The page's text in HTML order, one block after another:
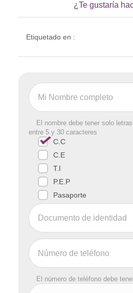
¿Te gustaría
Etiquetado en :
El nombre debe tener solo
entre 5 y 30 caracteres
C.C
C.E
T.I
P.E.P
Pasaporte
El número de teléfono debe